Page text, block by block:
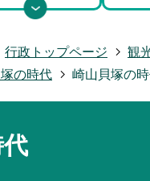
行政トップページ 観
の時代
崎山貝塚の